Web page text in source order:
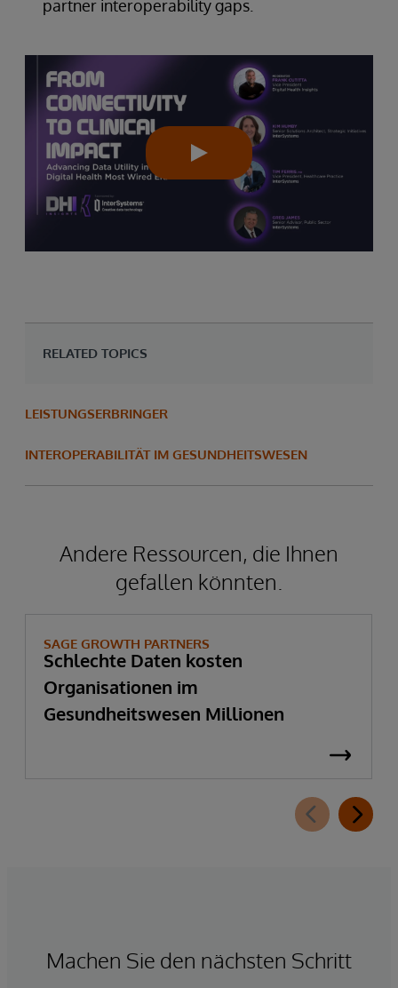
partner interoperability gaps.
RELATED TOPICS
LEISTUNGSERBRINGER
INTEROPERABILITÄT IM GESUNDHEITSWESEN
Andere Ressourcen, die Ihnen
gefallen könnten.
SAGE GROWTH PARTNERS
Schlechte Daten kosten
Organisationen im
Gesundheitswesen Millionen
Machen Sie den nächsten Schritt